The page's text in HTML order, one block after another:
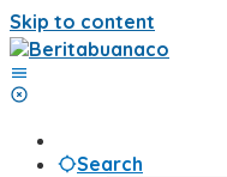
Skip to content
Search